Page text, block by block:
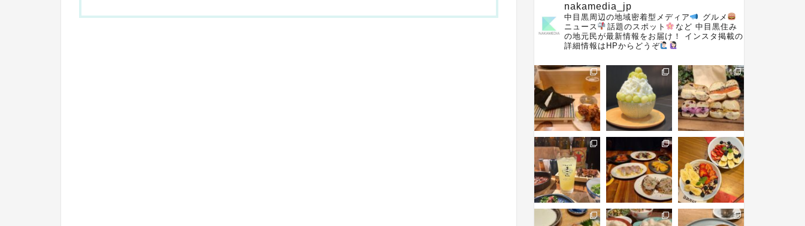
nakamedia_jp
中目黒周辺の地域密着型メディア
グルメ
ニュース
話題のスポット など 中目黒住み
の地元民が最新情報をお届け！
インスタ掲載の
詳細情報はHPからどうぞ